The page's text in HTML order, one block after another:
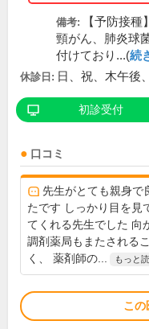
備考:
【予防接
頸がん、肺炎球
付けており...(続
休診日: 日、祝、木午後
初診受付
口コミ
先生がとても親身で
たです しっかり目を見
てくれる先生でした 向
調剤薬局もまたされる
く、 薬剤師の...
もっと
この